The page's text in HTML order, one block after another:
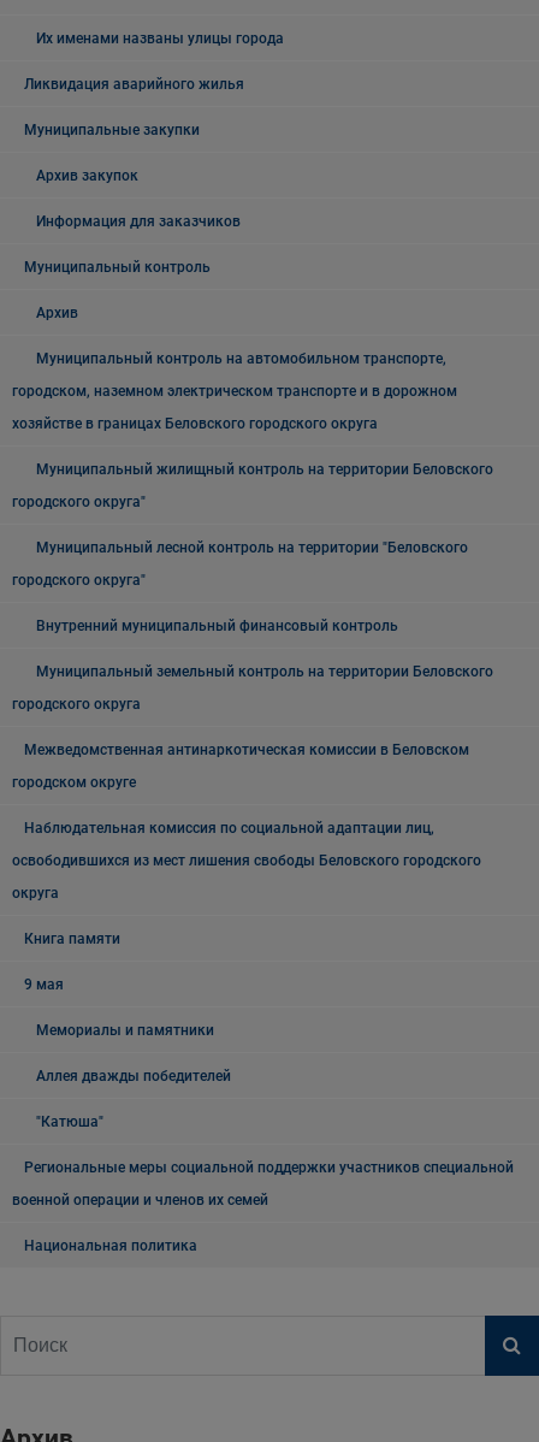
Их именами названы улицы города
Ликвидация аварийного жилья
Муниципальные закупки
Архив закупок
Информация для заказчиков
Муниципальный контроль
Архив
Муниципальный контроль на автомобильном транспорте,
городском, наземном электрическом транспорте и в дорожном
хозяйстве в границах Беловского городского округа
Муниципальный жилищный контроль на территории Беловского
городского округа"
Муниципальный лесной контроль на территории "Беловского
городского округа"
Внутренний муниципальный финансовый контроль
Муниципальный земельный контроль на территории Беловского
городского округа
Межведомственная антинаркотическая комиссии в Беловском
городском округе
Наблюдательная комиссия по социальной адаптации лиц,
освободившихся из мест лишения свободы Беловского городского
округа
Книга памяти
9 мая
Мемориалы и памятники
Аллея дважды победителей
"Катюша"
Региональные меры социальной поддержки участников специальной
военной операции и членов их семей
Национальная политика